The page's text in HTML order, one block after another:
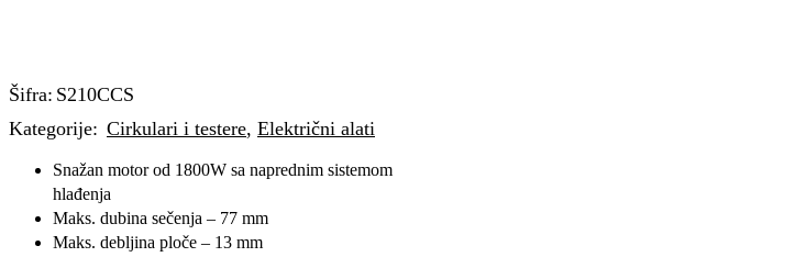
Šifra: S210CCS
Kategorije: Cirkulari i testere, Električni alati
Snažan motor od 1800W sa naprednim sistemom
hlađenja
Maks. dubina sečenja – 77 mm
Maks. debljina ploče – 13 mm